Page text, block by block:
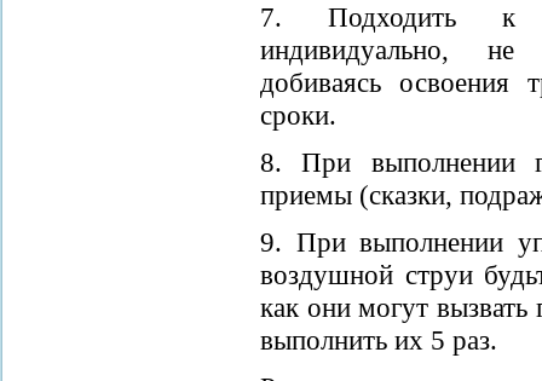
7. Подходить к
индивидуально,
добиваясь освоения
сроки.
8. При выполнении
приемы (сказки,
9. При выполнении
воздушной струи
как они могут вызвать
выполнить их 5 раз.